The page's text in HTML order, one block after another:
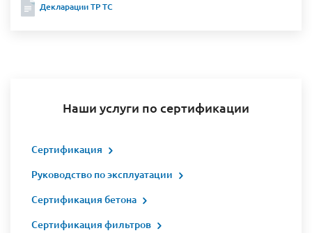
Декларации ТР ТС
Наши услуги по сертификации
Сертификация
Руководство по эксплуатации
Сертификация бетона
Сертификация фильтров